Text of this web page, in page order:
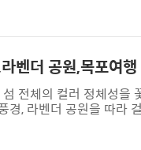
벤더 공원,목포여행
전체의 컬러 정체성을
, 라벤더 공원을 따라
을 지나 지나 시골길을
데 군데 꽂꽂이 서 있